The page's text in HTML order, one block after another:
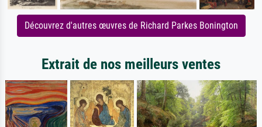
Découvrez d'autres œuvres de Richard Parkes Bonington
Extrait de nos meilleurs ventes